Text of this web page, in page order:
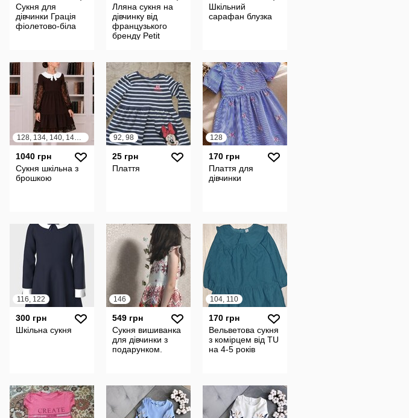
Сукня для
дівчинки Грація
фіолетово-біла
Лляна сукня на
дівчинку від
французького
бренду Petit
Шкільний
сарафан блузка
128, 134, 140, 146, 152
1040 грн
Сукня шкільна з
брошкою
92, 98
25 грн
Плаття
128
170 грн
Плаття для
дівчинки
116, 122
300 грн
Шкільна сукня
146
549 грн
Сукня вишиванка
для дівчинки з
подарунком.
104, 110
170 грн
Вельветова сукня
з комірцем від TU
на 4-5 років